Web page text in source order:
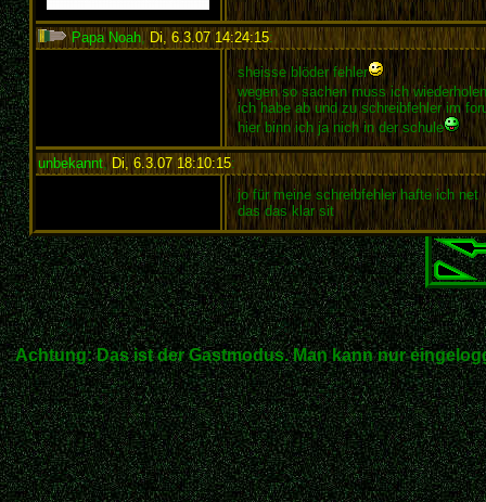
Papa Noah, Di, 6.3.07 14:24:15:
sheisse blöder fehler
wegen so sachen muss ich wiederholen
ich habe ab und zu schreibfehler im
hier binn ich ja nich in der schule
unbekannt, Di, 6.3.07 18:10:15:
jo für meine schreibfehler hafte ich net
das das klar sit
Achtung: Das ist der Gastmodus. Man kann nur